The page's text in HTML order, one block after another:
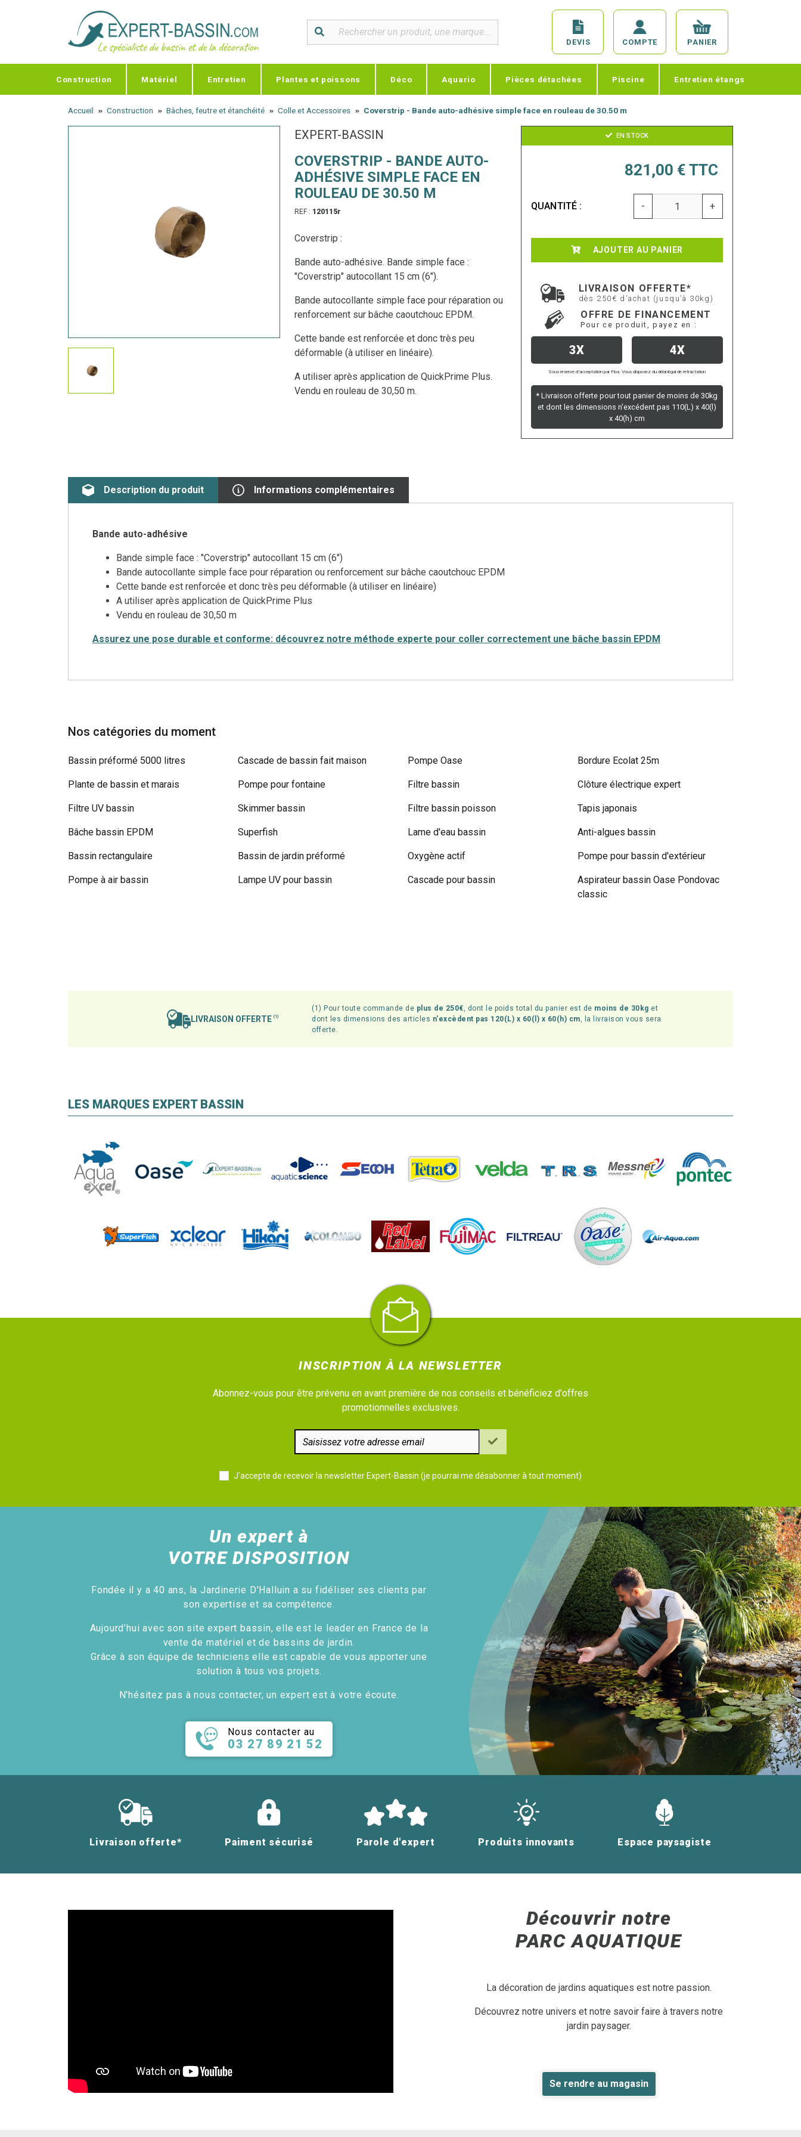
DEVIS COMPTE PANIER
Construction Matériel Entretien Plantes et poissons Déco Aquario Pièces détachées Piscine Entretien étangs
Accueil Construction Bâches, feutre et étanchéité Colle et Accessoires Coverstrip - Bande auto-adhésive simple face en rouleau de 30.50 m
EXPERT-BASSIN
COVERSTRIP - BANDE AUTO-
ADHÉSIVE SIMPLE FACE EN
ROULEAU DE 30.50 M
REF : 120115r
Coverstrip :
Bande auto-adhésive. Bande simple face :
"Coverstrip" autocollant 15 cm (6").
Bande autocollante simple face pour réparation ou
renforcement sur bâche caoutchouc EPDM.
Cette bande est renforcée et donc très peu
déformable (à utiliser en linéaire).
A utiliser après application de QuickPrime Plus.
Vendu en rouleau de 30,50 m.
EN STOCK
821,00 € TTC
QUANTITÉ : - +
AJOUTER AU PANIER
LIVRAISON OFFERTE*
dès 250€ d'achat (jusqu’à 30kg)
OFFRE DE FINANCEMENT
Pour ce produit, payez en :
3X 4X
Sous réserve d’acceptation par Floa. Vous disposez du délai légal de rétractation
* Livraison offerte pour tout panier de moins de 30kg
et dont les dimensions n'excédent pas 110(L) x 40(l)
x 40(h) cm
Description du produit Informations complémentaires
Bande auto-adhésive
Bande simple face : "Coverstrip" autocollant 15 cm (6")
Bande autocollante simple face pour réparation ou renforcement sur bâche caoutchouc EPDM
Cette bande est renforcée et donc très peu déformable (à utiliser en linéaire)
A utiliser après application de QuickPrime Plus
Vendu en rouleau de 30,50 m
Assurez une pose durable et conforme: découvrez notre méthode experte pour coller correctement une bâche bassin EPDM
Nos catégories du moment
Bassin préformé 5000 litres
Plante de bassin et marais
Filtre UV bassin
Bâche bassin EPDM
Bassin rectangulaire
Pompe à air bassin
Cascade de bassin fait maison
Pompe pour fontaine
Skimmer bassin
Superfish
Bassin de jardin préformé
Lampe UV pour bassin
Pompe Oase
Filtre bassin
Filtre bassin poisson
Lame d'eau bassin
Oxygène actif
Cascade pour bassin
Bordure Ecolat 25m
Clôture électrique expert
Tapis japonais
Anti-algues bassin
Pompe pour bassin d'extérieur
Aspirateur bassin Oase Pondovac
classic
LIVRAISON OFFERTE(1)
(1) Pour toute commande de plus de 250€, dont le poids total du panier est de moins de 30kg et
dont les dimensions des articles n'excèdent pas 120(L) x 60(l) x 60(h) cm, la livraison vous sera
offerte.
LES MARQUES EXPERT BASSIN
INSCRIPTION À LA NEWSLETTER
Abonnez-vous pour être prévenu en avant première de nos conseils et bénéficiez d'offres
promotionnelles exclusives.
J'accepte de recevoir la newsletter Expert-Bassin (je pourrai me désabonner à tout moment)
Un expert à
VOTRE DISPOSITION
Fondée il y a 40 ans, la Jardinerie D'Halluin a su fidéliser ses clients par
son expertise et sa compétence.
Aujourd'hui avec son site expert bassin, elle est le leader en France de la
vente de matériel et de bassins de jardin.
Grâce à son équipe de techniciens elle est capable de vous apporter une
solution à tous vos projets.
N'hésitez pas à nous contacter, un expert est à votre écoute.
Nous contacter au
03 27 89 21 52
Livraison offerte* Paiment sécurisé Parole d'expert Produits innovants Espace paysagiste
Découvrir notre
PARC AQUATIQUE
La décoration de jardins aquatiques est notre passion.
Découvrez notre univers et notre savoir faire à travers notre
jardin paysager.
Se rendre au magasin